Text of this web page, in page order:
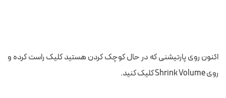
اکنون روی پارتیشنی که در حال کوچک کردن هستید کلیک راست کرده و
روی Shrink Volume کلیک کنید.